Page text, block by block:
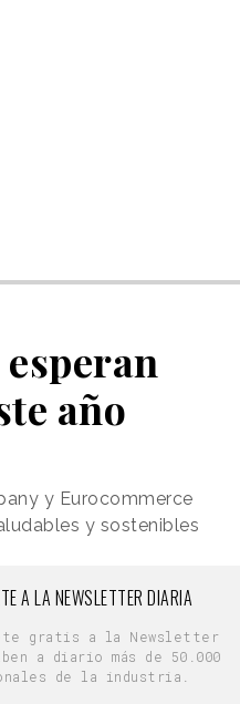
año
y Eurocommerce
y sostenibles
A LA NEWSLETTER DIARIA
gratis a la Newsletter
a diario más de 50.000
de la industria.